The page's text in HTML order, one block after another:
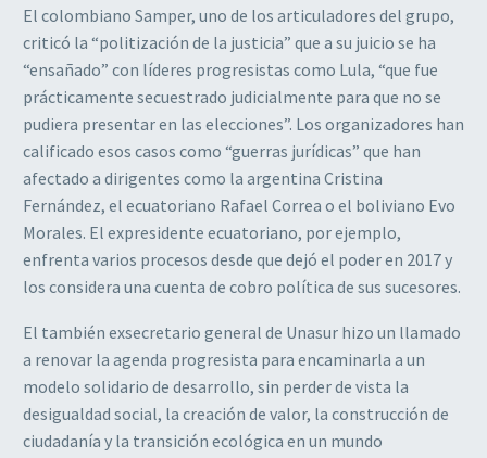
El colombiano Samper, uno de los articuladores del grupo,
criticó la “politización de la justicia” que a su juicio se ha
“ensañado” con líderes progresistas como Lula, “que fue
prácticamente secuestrado judicialmente para que no se
pudiera presentar en las elecciones”. Los organizadores han
calificado esos casos como “guerras jurídicas” que han
afectado a dirigentes como la argentina Cristina
Fernández, el ecuatoriano Rafael Correa o el boliviano Evo
Morales. El expresidente ecuatoriano, por ejemplo,
enfrenta varios procesos desde que dejó el poder en 2017 y
los considera una cuenta de cobro política de sus sucesores.
El también exsecretario general de Unasur hizo un llamado
a renovar la agenda progresista para encaminarla a un
modelo solidario de desarrollo, sin perder de vista la
desigualdad social, la creación de valor, la construcción de
ciudadanía y la transición ecológica en un mundo